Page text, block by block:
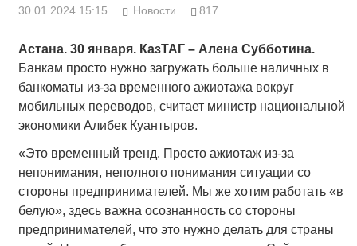
30.01.2024 15:15 Новости 817
Астана. 30 января. КазТАГ – Алена Субботина.
Банкам просто нужно загружать больше наличных в
банкоматы из-за временного ажиотажа вокруг
мобильных переводов, считает министр национальной
экономики Алибек Куантыров.
«Это временный тренд. Просто ажиотаж из-за
непонимания, неполного понимания ситуации со
стороны предпринимателей. Мы же хотим работать «в
белую», здесь важна осознанность со стороны
предпринимателей, что это нужно делать для страны